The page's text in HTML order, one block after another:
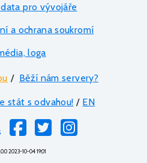
pro vývojáře
a ochrana soukromí
loga
/ Běží nám servery?
stát s odvahou! / EN
2023-10-04 19:01